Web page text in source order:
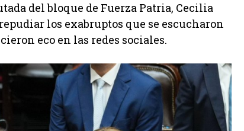
del bloque de Fuerza Patria, Cecilia
los exabruptos que se escucharon
eco en las redes sociales.